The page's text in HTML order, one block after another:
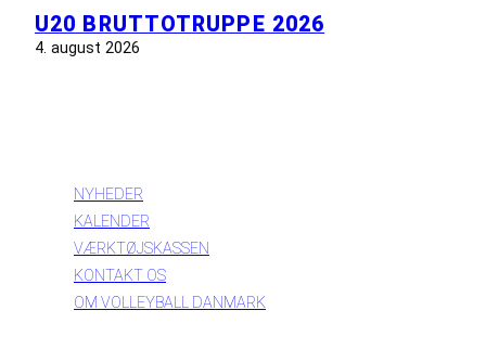
U20 BRUTTOTRUPPE 2026
4. august 2026
NYHEDER
KALENDER
VÆRKTØJSKASSEN
KONTAKT OS
OM VOLLEYBALL DANMARK